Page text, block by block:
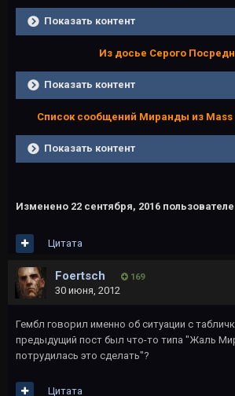
Показать контент
Из досье Серого
Показать контент
Список сообщений Миранды из Мass
Показать контент
Изменено 22 сентября, 2016
Цитата
Foertsch 169
30 июня, 2012
Гембл говорил именно об ситуации с
предыдущий пост был что-то типа "Жаль
потрудилась это сделать"?
Цитата